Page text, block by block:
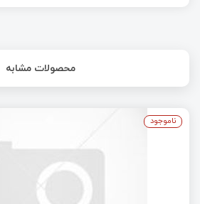
محصولات مشابه
ناموجود